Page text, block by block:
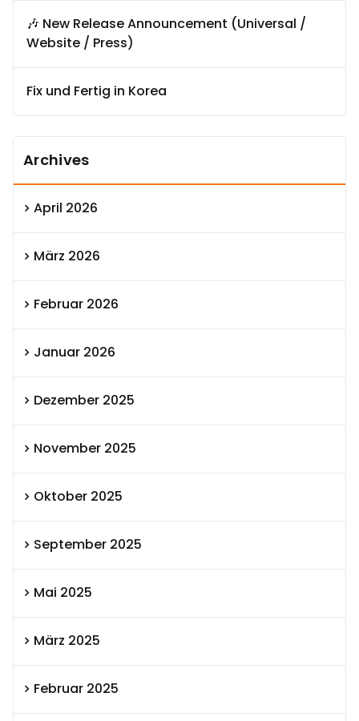
🎶 New Release Announcement (Universal /
Website / Press)
Fix und Fertig in Korea
Archives
April 2026
März 2026
Februar 2026
Januar 2026
Dezember 2025
November 2025
Oktober 2025
September 2025
Mai 2025
März 2025
Februar 2025